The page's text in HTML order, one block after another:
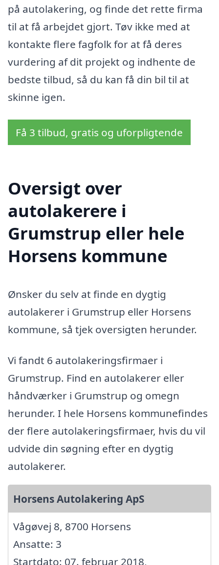
på autolakering, og finde det rette firma
til at få arbejdet gjort. Tøv ikke med at
kontakte flere fagfolk for at få deres
vurdering af dit projekt og indhente de
bedste tilbud, så du kan få din bil til at
skinne igen.
Få 3 tilbud, gratis og uforpligtende
Oversigt over
autolakerere i
Grumstrup eller hele
Horsens kommune
Ønsker du selv at finde en dygtig
autolakerer i Grumstrup eller Horsens
kommune, så tjek oversigten herunder.
Vi fandt 6 autolakeringsfirmaer i
Grumstrup. Find en autolakerer eller
håndværker i Grumstrup og omegn
herunder. I hele Horsens kommunefindes
der flere autolakeringsfirmaer, hvis du vil
udvide din søgning efter en dygtig
autolakerer.
Horsens Autolakering ApS
Vågøvej 8, 8700 Horsens
Ansatte: 3
Startdato: 07. februar 2018,